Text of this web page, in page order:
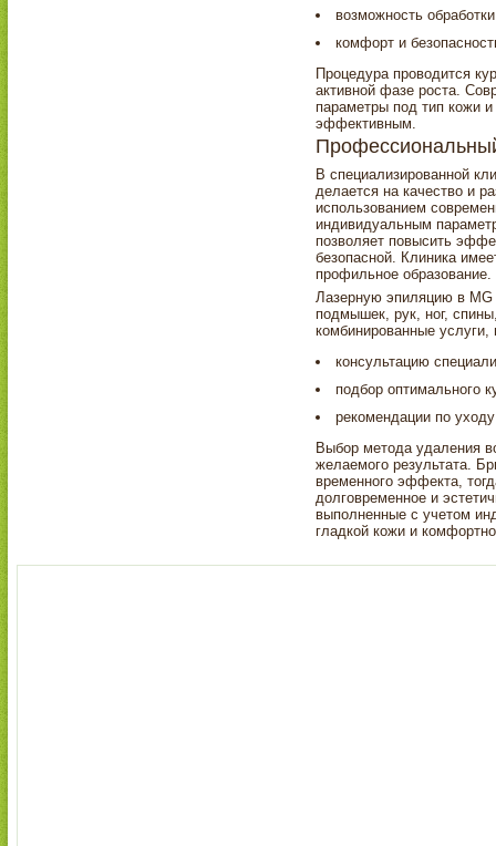
возможность
комфорт и
Процедура проводится
активной фазе роста.
параметры под тип кожи
эффективным.
В специализированной
делается на качество и
использованием
индивидуальным
позволяет повысить
безопасной. Клиника
профильное образование.
Лазерную эпиляцию в
подмышек, рук, ног,
комбинированные
консультацию
подбор оптимального
рекомендации по
Выбор метода удаления
желаемого результата.
временного эффекта,
долговременное и
выполненные с учетом
гладкой кожи и